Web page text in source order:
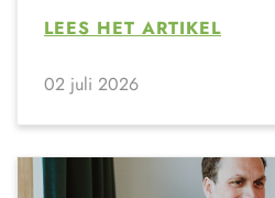
LEES HET ARTIKEL
02 juli 2026